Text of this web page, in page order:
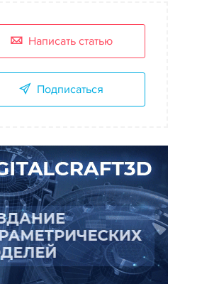
Написать статью
Подписаться